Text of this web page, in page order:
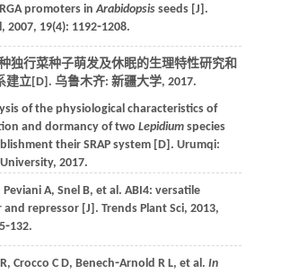
promoters inArabidopsisseeds [J].
, 2007, 19(4): 1192⁃1208.
独行菜种子萌发及休眠的生理特性研究和
建立[D]. 乌鲁木齐: 新疆大学, 2017.
of the physiological characteristics of
and dormancy of two Lepidiumspecies
their SRAP system [D]. Urumqi:
2017.
Peviani A, Snel B, et al. ABI4: versatile
and repressor [J]. Trends Plant Sci, 2013,
R, Crocco C D, Benech⁃Arnold R L, et al. In